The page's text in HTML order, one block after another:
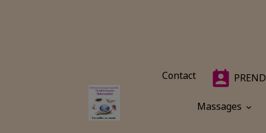
Contact
Massages